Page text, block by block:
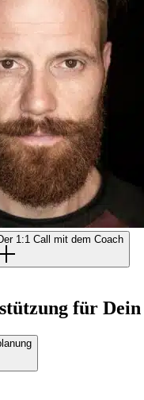
1:1 Call mit dem Coach
für